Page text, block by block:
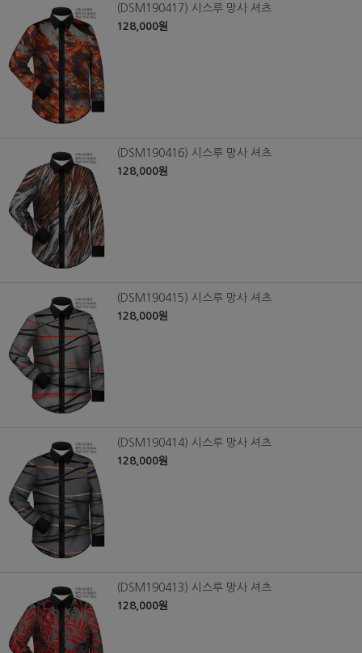
(DSM190417) 시스루 망사 셔츠
128,000원
(DSM190416) 시스루 망사 셔츠
128,000원
(DSM190415) 시스루 망사 셔츠
128,000원
(DSM190414) 시스루 망사 셔츠
128,000원
(DSM190413) 시스루 망사 셔츠
128,000원